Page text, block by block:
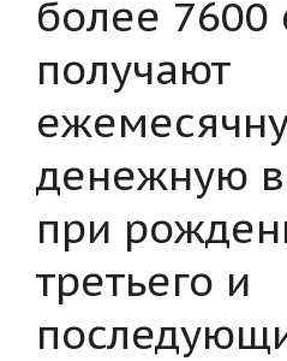
более 7600
получают
денежную
при
третьего и